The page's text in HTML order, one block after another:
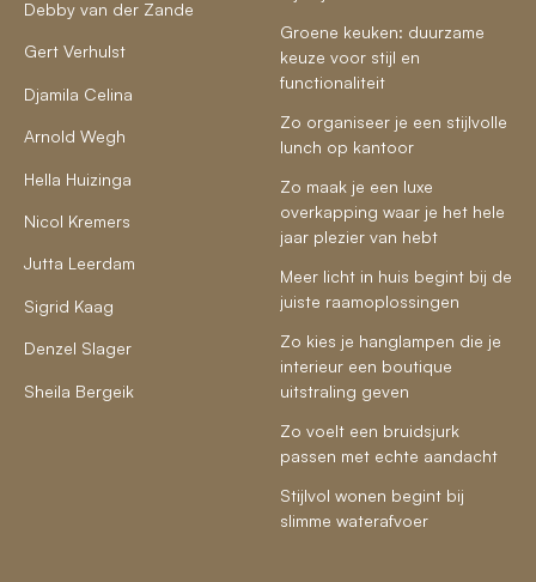
Debby van der Zande
Gert Verhulst
Djamila Celina
Arnold Wegh
Hella Huizinga
Nicol Kremers
Jutta Leerdam
Sigrid Kaag
Denzel Slager
Sheila Bergeik
Groene keuken: duurzame
keuze voor stijl en
functionaliteit
Zo organiseer je een stijlvolle
lunch op kantoor
Zo maak je een luxe
overkapping waar je het hele
jaar plezier van hebt
Meer licht in huis begint bij de
juiste raamoplossingen
Zo kies je hanglampen die je
interieur een boutique
uitstraling geven
Zo voelt een bruidsjurk
passen met echte aandacht
Stijlvol wonen begint bij
slimme waterafvoer